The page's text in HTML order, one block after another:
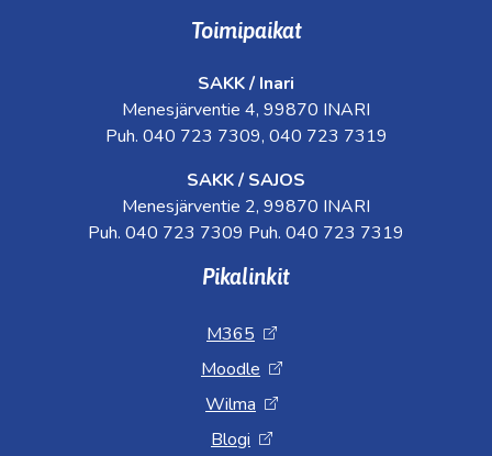
Toimipaikat
SAKK / Inari
Menesjärventie 4, 99870 INARI
Puh. 040 723 7309, 040 723 7319
SAKK / SAJOS
Menesjärventie 2, 99870 INARI
Puh. 040 723 7309 Puh. 040 723 7319
Pikalinkit
M365
Moodle
Wilma
Blogi